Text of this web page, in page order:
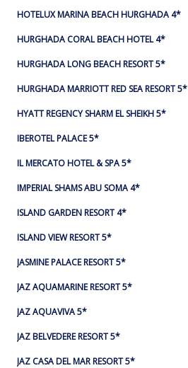
HOTELUX MARINA BEACH HURGHADA 4*
HURGHADA CORAL BEACH HOTEL 4*
HURGHADA LONG BEACH RESORT 5*
HURGHADA MARRIOTT RED SEA RESORT 5*
HYATT REGENCY SHARM EL SHEIKH 5*
IBEROTEL PALACE 5*
IL MERCATO HOTEL & SPA 5*
IMPERIAL SHAMS ABU SOMA 4*
ISLAND GARDEN RESORT 4*
ISLAND VIEW RESORT 5*
JASMINE PALACE RESORT 5*
JAZ AQUAMARINE RESORT 5*
JAZ AQUAVIVA 5*
JAZ BELVEDERE RESORT 5*
JAZ CASA DEL MAR RESORT 5*